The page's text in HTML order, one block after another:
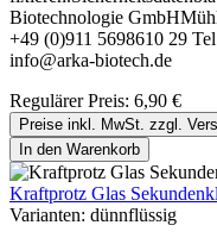
Biotechnologie
+49 (0)911 5698610 29
info@arka-biotech.de
Regulärer Preis: 6,90 €
Preise inkl. MwSt. zzgl.
In den Warenkorb
Kraftprotz Glas
Varianten: dünnflüssig